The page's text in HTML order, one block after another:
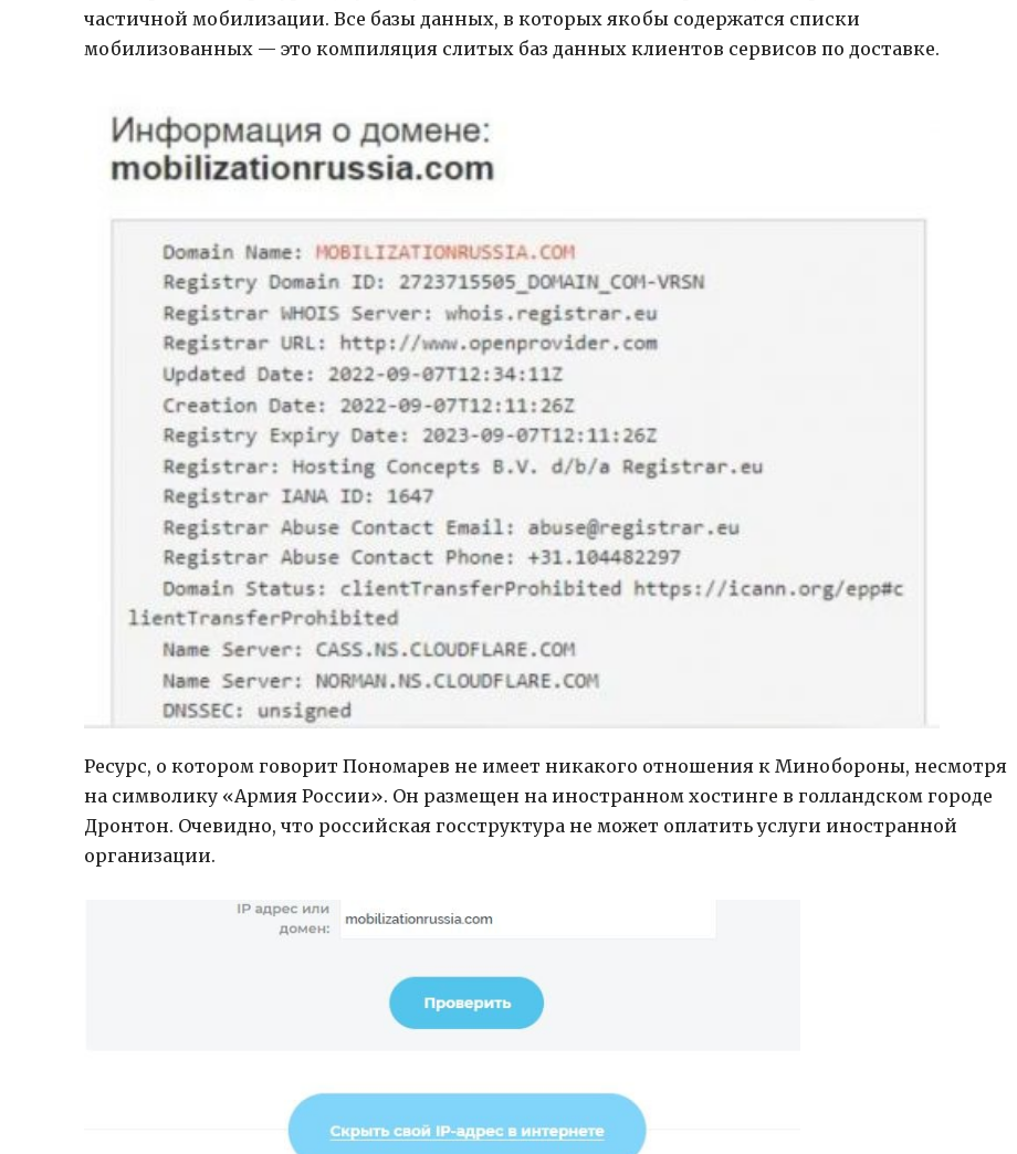
частичной мобилизации. Все базы данных, в которых якобы содержатся списки
мобилизованных — это компиляция слитых баз данных клиентов сервисов по доставке.
Ресурс, о котором говорит Пономарев не имеет никакого отношения к Минобороны, несмотря
на символику «Армия России». Он размещен на иностранном хостинге в голландском городе
Дронтон. Очевидно, что российская госструктура не может оплатить услуги иностранной
организации.